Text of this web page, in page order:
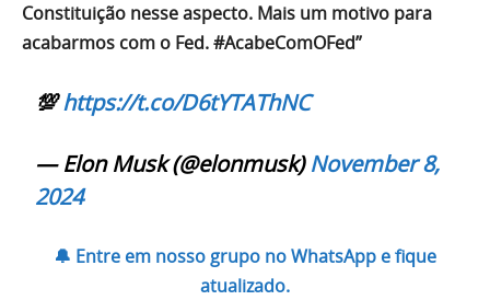
Constituição nesse aspecto. Mais um motivo para
acabarmos com o Fed. #AcabeComOFed”
💯https://t.co/D6tYTAThNC
— Elon Musk (@elonmusk)November 8,
2024
🔔 Entre em nosso grupo no WhatsApp e fique
atualizado.